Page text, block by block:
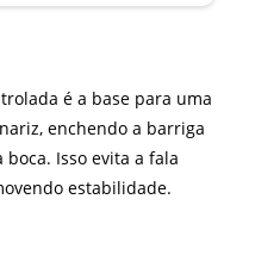
é a base para uma
enchendo a barriga
Isso evita a fala
estabilidade.